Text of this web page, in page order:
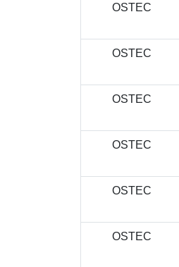
OSTEC
OSTEC
OSTEC
OSTEC
OSTEC
OSTEC